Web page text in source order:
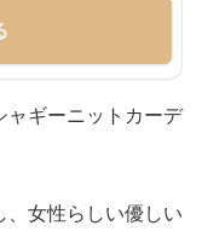
ャギーニットカーデ
女性らしい優しい